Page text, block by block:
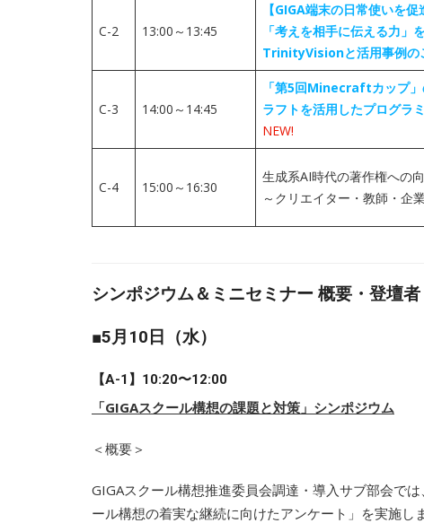
C-2 13:00～13:45
【GIGA端末の日常使いを促
「考えを相手に伝える力」
TrinityVisionと活用事例の
C-3 14:00～14:45
「第5回Minecraftカップ
ラフトを活用したプログラ
NEW!
C-4 15:00～16:30
生成系AI時代の著作権への
～クリエイター・教師・企
シンポジウム＆ミニセミナー 概要・登壇者
■5月10日（水）
【A-1】10:20〜12:00
「GIGAスクール構想の課題と対策」シンポジウム
＜概要＞
GIGAスクール構想推進委員会調達・導入サブ部会で
ール構想の着実な継続に向けたアンケート」を実施し